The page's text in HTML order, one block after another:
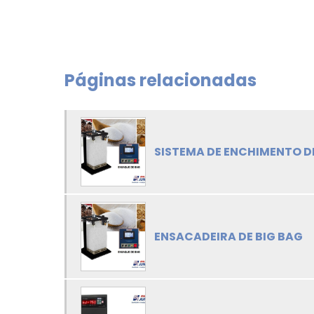
Páginas relacionadas
SISTEMA DE ENCHIMENTO
ENSACADEIRA DE BIG BAG